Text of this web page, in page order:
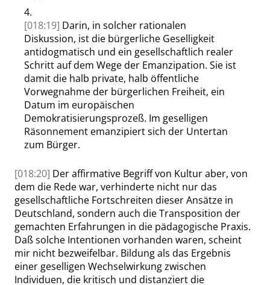
4.
[018:19] Darin, in solcher rationalen
Diskussion, ist die bürgerliche Geselligkeit
antidogmatisch und ein gesellschaftlich realer
Schritt auf dem Wege der Emanzipation. Sie ist
damit die halb private, halb öffentliche
Vorwegnahme der bürgerlichen Freiheit, ein
Datum im europäischen
Demokratisierungsprozeß. Im geselligen
Räsonnement emanzipiert sich der Untertan
zum Bürger.
[018:20] Der affirmative Begriff von Kultur aber, von
dem die Rede war, verhinderte nicht nur das
gesellschaftliche Fortschreiten dieser Ansätze in
Deutschland, sondern auch die Transposition der
gemachten Erfahrungen in die pädagogische Praxis.
Daß solche Intentionen vorhanden waren, scheint
mir nicht bezweifelbar. Bildung als das Ergebnis
einer geselligen Wechselwirkung zwischen
Individuen, die kritisch und distanziert die